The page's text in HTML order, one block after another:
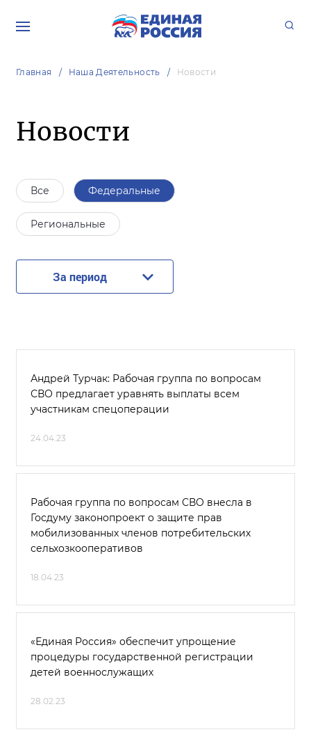
Главная Наша Деятельность Новости
Новости
Все Федеральные
Региональные
За период
Андрей Турчак: Рабочая группа по вопросам
СВО предлагает уравнять выплаты всем
участникам спецоперации
24.04.23
Рабочая группа по вопросам СВО внесла в
Госдуму законопроект о защите прав
мобилизованных членов потребительских
сельхозкооперативов
18.04.23
«Единая Россия» обеспечит упрощение
процедуры государственной регистрации
детей военнослужащих
28.02.23